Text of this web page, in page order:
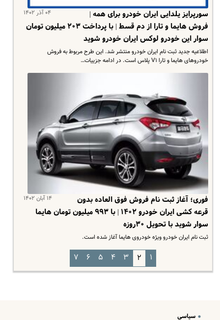
۰۴ آذر ۱۴۰۲
سورپرایز یلدایی ایران خودرو برای همه |
فروش هایما و تارا از دم قسط | با پرداخت ۲۰۳ میلیون تومان
سوار این خودرو لوکس ایران خودرو شوید
اطلاعیه جدید ثبت نام ایران خودرو منتشر شد. این طرح مربوط به فروش
خودروهای هایما و تارا V۱ پلاس است. در ادامه جزییات…
۱۴ آبان ۱۴۰۲
فوری؛ آغاز ثبت نام فروش فوق العاده بدون
قرعه کشی ایران خودرو ۱۴۰۲ | با ۹۹۳ میلیون تومان هایما
سوار شوید با تحویل ۳۰روزه
ثبت نام ایران خودرو ویژه خودروی هایما آغاز شده است.
۱ ۲ ۳ ۴ ۵ ۶ ۷
سیاسی